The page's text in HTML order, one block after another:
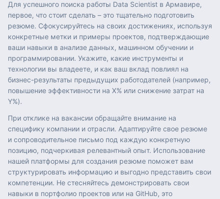
Для успешного поиска работы Data Scientist в Армавире,
первое, что стоит сделать – это тщательно подготовить
резюме. Сфокусируйтесь на своих достижениях, используя
конкретные метки и примеры проектов, подтверждающие
ваши навыки в анализе данных, машинном обучении и
программировании. Укажите, какие инструменты и
технологии вы владеете, и как ваш вклад повлиял на
бизнес-результаты предыдущих работодателей (например,
повышение эффективности на X% или снижение затрат на
Y%).
При отклике на вакансии обращайте внимание на
специфику компании и отрасли. Адаптируйте свое резюме
и сопроводительное письмо под каждую конкретную
позицию, подчеркивая релевантный опыт. Использование
нашей платформы для создания резюме поможет вам
структурировать информацию и выгодно представить свои
компетенции. Не стесняйтесь демонстрировать свои
навыки в портфолио проектов или на GitHub, это